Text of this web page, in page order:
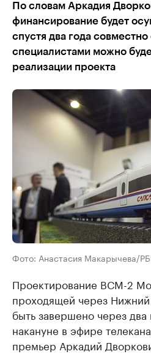
По словам Аркадия
финансирование будет
спустя два года
специалистами можно
реализации проекта
Фото: Анастасия Макарычева/
Проектирование ВСМ-2
проходящей через
быть завершено через
накануне в эфире
премьер Аркадий